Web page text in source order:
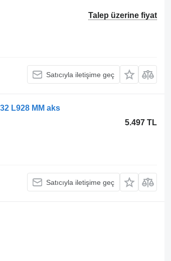
Talep üzerine fiyat
Satıcıyla iletişime geç
L928 MM aks
5.497 TL
Satıcıyla iletişime geç